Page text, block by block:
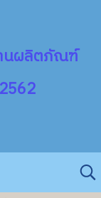
นผลิตภัณฑ์